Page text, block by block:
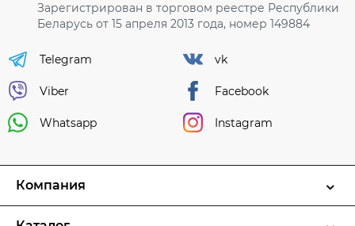
Зарегистрирован в торговом реестре Республики
Беларусь от 15 апреля 2013 года, номер 149884
Telegram
Viber
Whatsapp
vk
Facebook
Instagram
Компания